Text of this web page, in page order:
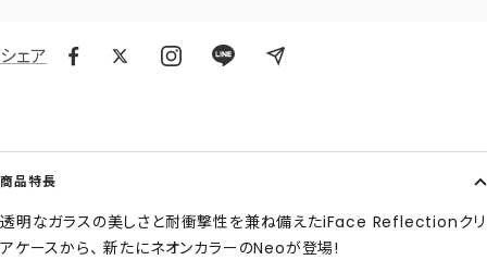
シェア
商品特長
透明なガラスの美しさと耐衝撃性を兼ね備えたiFace Reflectionクリ
アケースから、 新たにネオンカラーのNeoが登場!